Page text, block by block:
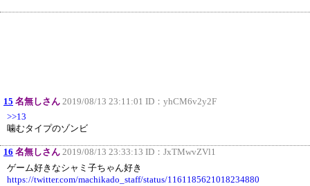
15 名無しさん 2019/08/13 23:11:01 ID： yhCM6v2y2F
>>13
噛むタイプのゾンビ
16 名無しさん 2019/08/13 23:33:13 ID： JxTMwvZVl1
ゲーム好きなシャミ子ちゃん好き
https://twitter.com/machikado_staff/status/1161185621018234880